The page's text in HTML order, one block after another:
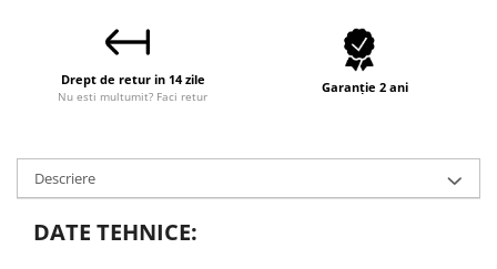
Redresoare/robot pornire/starter
Stabilizatoare curent AVR
Sudura / taiere
Aparat taiat cu plasma
Drept de retur in 14 zile
Nu esti multumit? Faci retur
Garanție 2 ani
Descriere
DATE TEHNICE: